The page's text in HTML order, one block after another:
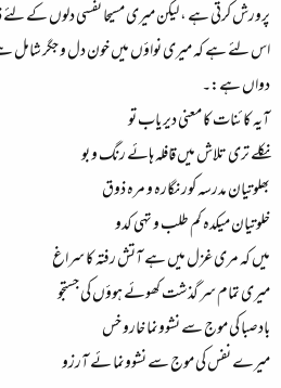
پرورش کرتی ہے ، لیکن میری مسیحا نفسی دلوں کے لئے
اس لئے ہے کہ میری نواؤں میں خون دل و جگر شامل
دواں ہے:۔
آیہ کائنات کا معنی دیر یاب تو
نکلے تری تلاش میں قافلہ ہائے رنگ و بو
بھلوتیان مدرسہ کور نگارہ و مرہ ذوق
خلوتیان میکدہ کم طلب و تہی کدو
میں کہ مری غزل میں ہے آتش رفتہ کا سراغ
میری تمام سر گذشت کھوئے ہوؤں کی جستجو
بادصبا کی موج سے نشوونما خارو خس
میرے نفس کی موج سے نشوونما ئے آرزو